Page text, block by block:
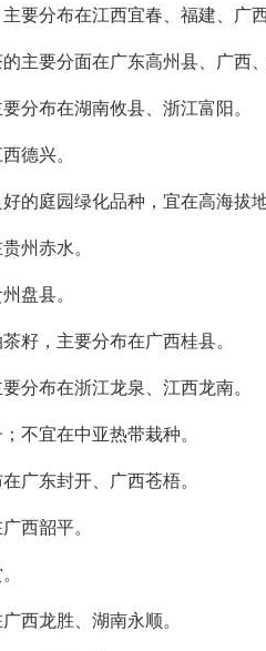
分布在江西宜春、福建、广西
要分面在广东高州县、广西、
布在湖南攸县、浙江富阳。
德兴。
园绿化品种，宜在高海拔地
州赤水。
盘县。
，主要分布在广西桂县。
布在浙江龙泉、江西龙南。
宜在中亚热带栽种。
东封开、广西苍梧。
西韶平。
龙胜、湖南永顺。